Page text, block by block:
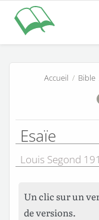
Accueil / Bible
Esaïe
Louis Segond
Un clic sur un
de versions.